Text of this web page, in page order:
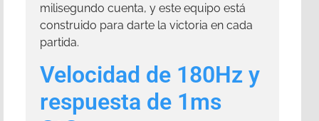
milisegundo cuenta, y este equipo está
construido para darte la victoria en cada
partida.
Velocidad de 180Hz y
respuesta de 1ms